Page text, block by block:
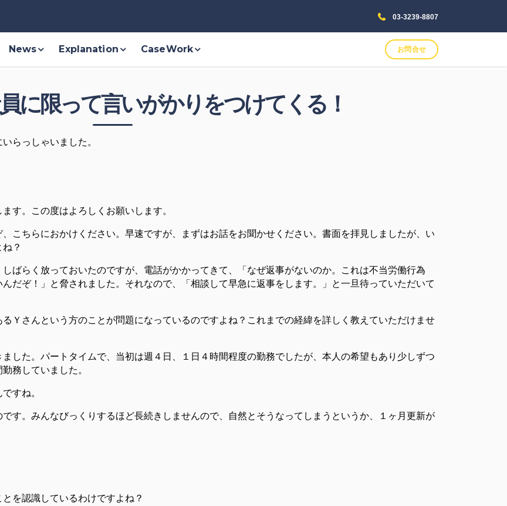
03-3239-8807
News Explanation CaseWork お問合せ
に限って言いがかりをつけてくる！
らっしゃいました。
す。この度はよろしくお願いします。
こちらにおかけください。 早速ですが、まずはお話をお聞かせください。書面を拝見しましたが、い
？
ばらく放っておいたのですが、電話がかかってきて、「なぜ返事がないのか。これは不当労働行為
だぞ！」と脅されました。 それなので、「相談して早急に返事をします。」と一旦待っていただいて
Ｙさんという方のことが問題になっているのですよね？これまでの経緯を詳しく教えていただけませ
した。パートタイムで、当初は週４日、１日４時間程度の勤務でしたが、本人の希望もあり少しずつ
務していました。
すね。
す。みんなびっくりするほど長続きしませんので、自然とそうなってしまうというか、１ヶ月更新が
を認識しているわけですよね？